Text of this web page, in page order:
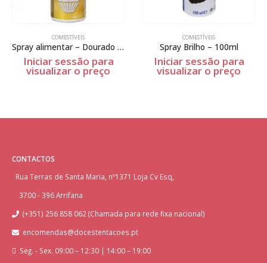
COMESTÍVEIS
Spray alimentar – Dourado – 100ml
Iniciar sessão para
visualizar o preço
COMESTÍVEIS
Spray Brilho – 100ml
Iniciar sessão para
visualizar o preço
CONTACTOS
Rua Terras de Santa Maria, nº1371 Loja Cv Esq,
3700 - 396 Arrifana
(+351) 256 858 062 (Chamada para rede fixa nacional)
encomendas@docestentacoes.pt
Seg. - Sex. 09:00 – 12:30 | 14:00 – 19:00